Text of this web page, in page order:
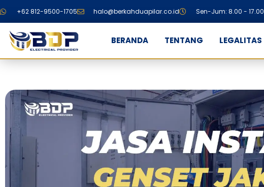
+62 812-9500-1705 halo@berkahduapilar.co.id Sen-Jum: 8.00 - 17.00
BERANDA TENTANG LEGALITAS